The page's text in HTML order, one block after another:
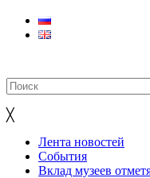
╳
Лента новостей
События
Вклад музеев